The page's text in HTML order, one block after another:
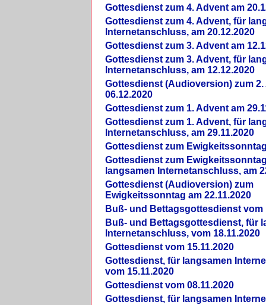
Gottesdienst zum 4. Advent am
Gottesdienst zum 4. Advent, für
Internetanschluss, am 20.12.2020
Gottesdienst zum 3. Advent am
Gottesdienst zum 3. Advent, für
Internetanschluss, am 12.12.2020
Gottesdienst (Audioversion) zum 2.
06.12.2020
Gottesdienst zum 1. Advent am
Gottesdienst zum 1. Advent, für
Internetanschluss, am 29.11.2020
Gottesdienst zum
Gottesdienst zum
langsamen Internetanschluss, am
Gottesdienst (Audioversion) zum
Ewigkeitssonntag am 22.11.2020
Buß- und Bettagsgottesdienst vom
Buß- und Bettagsgottesdienst, für
Internetanschluss, vom 18.11.2020
Gottesdienst vom 15.11.2020
Gottesdienst, für langsamen
vom 15.11.2020
Gottesdienst vom 08.11.2020
Gottesdienst, für langsamen